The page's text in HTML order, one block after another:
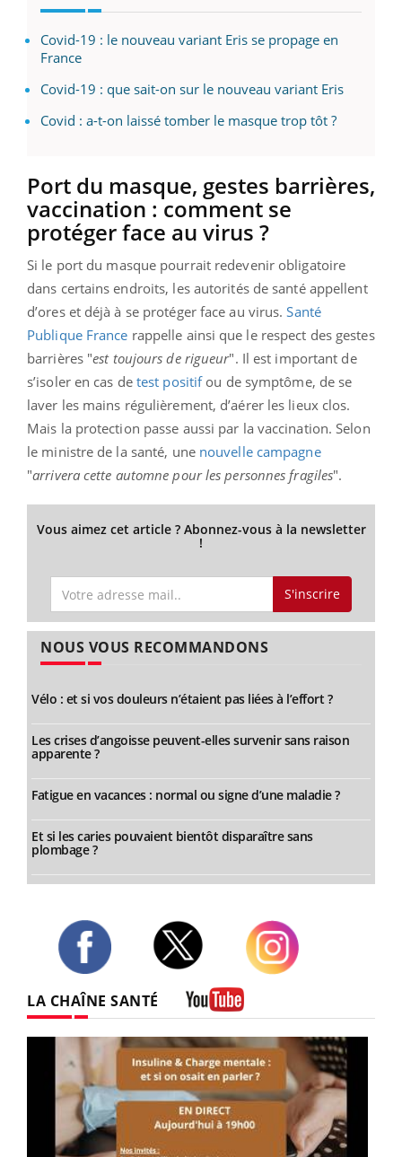
Covid-19 : le nouveau variant Eris se propage en
France
Covid-19 : que sait-on sur le nouveau variant Eris
Covid : a-t-on laissé tomber le masque trop tôt ?
Port du masque, gestes barrières,
vaccination : comment se
protéger face au virus ?
Si le port du masque pourrait redevenir obligatoire
dans certains endroits, les autorités de santé appellent
d’ores et déjà à se protéger face au virus.Santé
Publique France rappelle ainsi que le respect des gestes
barrières "est toujours de rigueur". Il est important de
s’isoler en cas de test positifou de symptôme, de se
laver les mains régulièrement, d’aérer les lieux clos.
Mais la protection passe aussi par la vaccination. Selon
le ministre de la santé, une nouvelle campagne
"arrivera cette automne pour les personnes fragiles".
Vous aimez cet article ? Abonnez-vous à la newsletter
!
S'inscrire
NOUS VOUS RECOMMANDONS
Vélo : et si vos douleurs n’étaient pas liées à l’effort ?
Les crises d’angoisse peuvent-elles survenir sans raison
apparente ?
Fatigue en vacances : normal ou signe d’une maladie ?
Et si les caries pouvaient bientôt disparaître sans
plombage ?
LA CHAÎNE SANTÉ